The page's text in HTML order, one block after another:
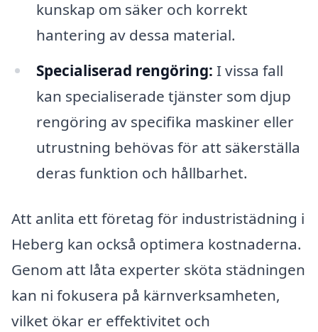
kunskap om säker och korrekt
hantering av dessa material.
Specialiserad rengöring: I vissa fall
kan specialiserade tjänster som djup
rengöring av specifika maskiner eller
utrustning behövas för att säkerställa
deras funktion och hållbarhet.
Att anlita ett företag för industristädning i
Heberg kan också optimera kostnaderna.
Genom att låta experter sköta städningen
kan ni fokusera på kärnverksamheten,
vilket ökar er effektivitet och